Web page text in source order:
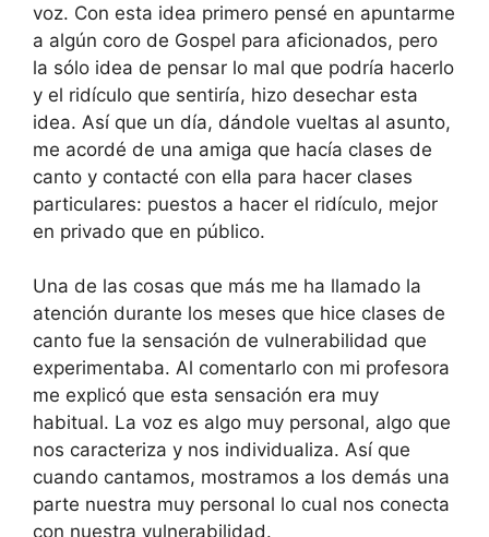
voz. Con esta idea primero pensé en apuntarme
a algún coro de Gospel para aficionados, pero
la sólo idea de pensar lo mal que podría hacerlo
y el ridículo que sentiría, hizo desechar esta
idea. Así que un día, dándole vueltas al asunto,
me acordé de una amiga que hacía clases de
canto y contacté con ella para hacer clases
particulares: puestos a hacer el ridículo, mejor
en privado que en público.
Una de las cosas que más me ha llamado la
atención durante los meses que hice clases de
canto fue la sensación de vulnerabilidad que
experimentaba. Al comentarlo con mi profesora
me explicó que esta sensación era muy
habitual. La voz es algo muy personal, algo que
nos caracteriza y nos individualiza. Así que
cuando cantamos, mostramos a los demás una
parte nuestra muy personal lo cual nos conecta
con nuestra vulnerabilidad.